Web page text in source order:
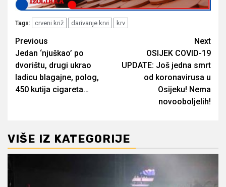
Tags: crveni križ darivanje krvi krv
Post
navigation
Previous
Jedan ‘njuškao’ po
dvorištu, drugi ukrao
ladicu blagajne, polog,
450 kutija cigareta…
Next
OSIJEK COVID-19
UPDATE: Još jedna smrt
od koronavirusa u
Osijeku! Nema
novooboljelih!
VIŠE IZ KATEGORIJE